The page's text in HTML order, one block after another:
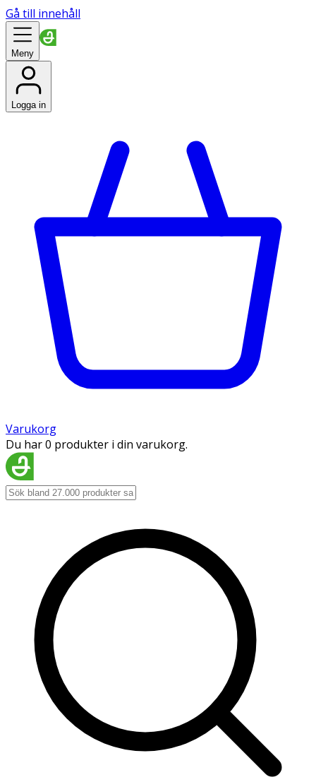
Gå till innehåll
Meny
Logga in
Varukorg
Du har 0 produkter i din varukorg.